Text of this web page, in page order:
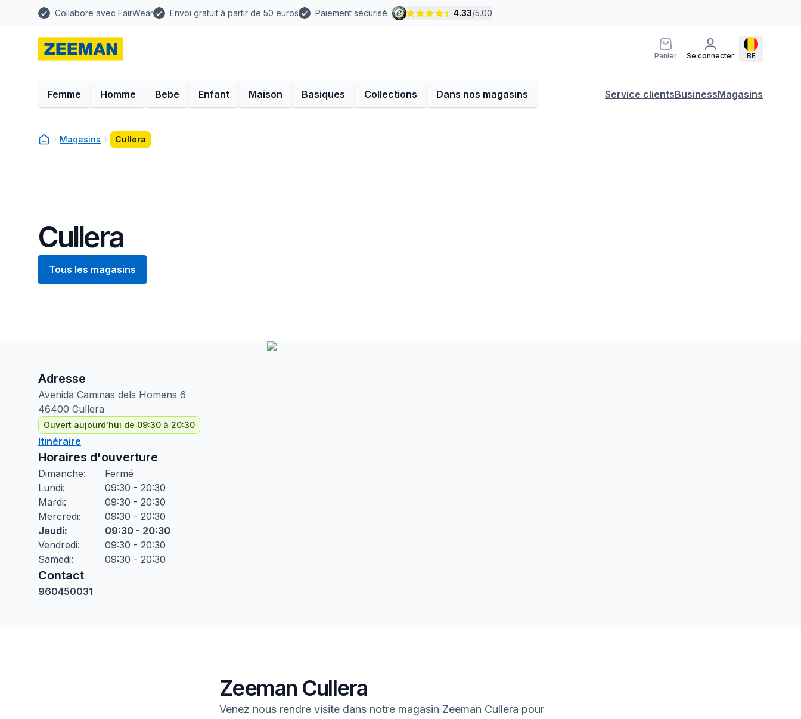
Collabore avec FairWear Envoi gratuit à partir de 50 euros Paiement sécurisé 4.33/5.00
Panier Se connecter BE
Femme Homme Bebe Enfant Maison Basiques Collections Dans nos magasins Service clientsBusinessMagasins
Magasins Cullera
Cullera
Tous les magasins
Adresse
Avenida Caminas dels Homens 6
46400 Cullera
Ouvert aujourd'hui de 09:30 à 20:30
Itinéraire
Horaires d'ouverture
Dimanche:
Fermé
Lundi:
09:30 - 20:30
Mardi:
09:30 - 20:30
Mercredi:
09:30 - 20:30
Jeudi:
09:30 - 20:30
Vendredi:
09:30 - 20:30
Samedi: 09:30 - 20:30
Contact
960450031
Zeeman Cullera
Venez nous rendre visite dans notre magasin Zeeman Cullera pour